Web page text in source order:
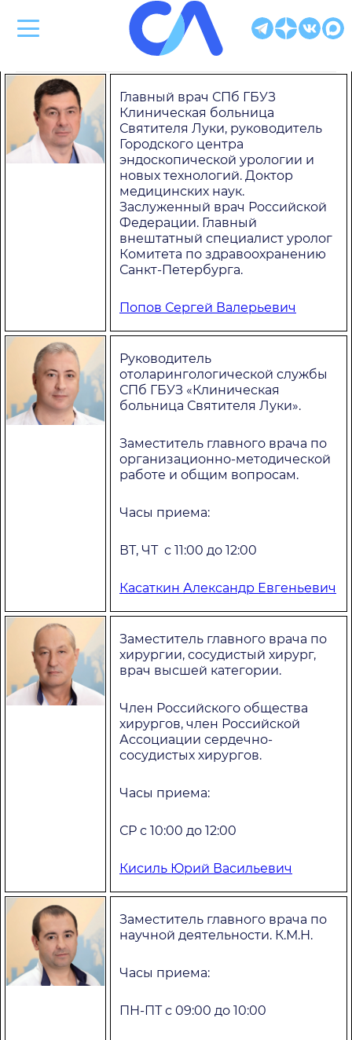
Главный врач СПб ГБУЗ
Клиническая больница
Святителя Луки, руководитель
Городского центра
эндоскопической урологии и
новых технологий. Доктор
медицинских наук.
Заслуженный врач Российской
Федерации. Главный
внештатный специалист уролог
Комитета по здравоохранению
Санкт-Петербурга.
Попов Сергей Валерьевич
Руководитель
отоларингологической службы
СПб ГБУЗ «Клиническая
больница Святителя Луки».
Заместитель главного врача по
организационно-методической
работе и общим вопросам.
Часы приема:
ВТ, ЧТ с 11:00 до 12:00
Касаткин Александр Евгеньевич
Заместитель главного врача по
хирургии, сосудистый хирург,
врач высшей категории.
Член Российского общества
хирургов, член Российской
Ассоциации сердечно-
сосудистых хирургов.
Часы приема:
СР с 10:00 до 12:00
Кисиль Юрий Васильевич
Заместитель главного врача по
научной деятельности. К.М.Н.
Часы приема:
ПН-ПТ с 09:00 до 10:00